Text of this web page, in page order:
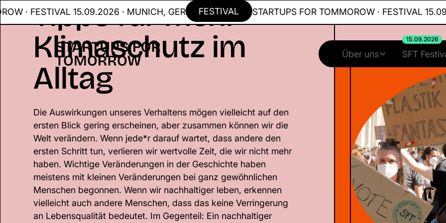
· FESTIVAL 15.09.2026 · MUNICH, GER FESTIVAL STARTUPS FOR TOMMOROW · FESTIVAL
Über uns SFT
15.09.2026
Tipps für mehr
Klimaschutz im
Alltag
Die Auswirkungen unseres Verhaltens mögen vielleicht auf den
ersten Blick gering erscheinen, aber zusammen können wir die
Welt verändern. Wenn jede*r darauf wartet, dass andere den
ersten Schritt tun, verlieren wir wertvolle Zeit, die wir nicht mehr
haben. Wichtige Veränderungen in der Geschichte haben
meistens mit kleinen Veränderungen bei ganz gewöhnlichen
Menschen begonnen. Wenn wir nachhaltiger leben, erkennen
vielleicht auch andere Menschen, dass das keine Verringerung
an Lebensqualität bedeutet. Im Gegenteil: Ein nachhaltiger